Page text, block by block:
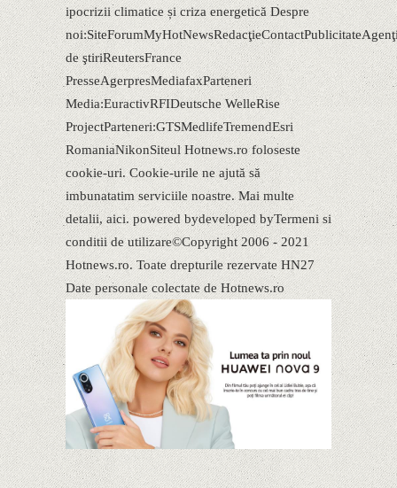
ipocrizii climatice și criza energetică Despre
de ştiriReutersFrance
PresseAgerpresMediafaxParteneri
Media:EuractivRFIDeutsche WelleRise
ProjectParteneri:GTSMedlifeTremendEsri
RomaniaNikonSiteul Hotnews.ro foloseste
cookie-uri. Cookie-urile ne ajută să
imbunatatim serviciile noastre. Mai multe
detalii, aici. powered bydeveloped byTermeni si
conditii de utilizare©Copyright 2006 - 2021
Hotnews.ro. Toate drepturile rezervate HN27
Date personale colectate de Hotnews.ro